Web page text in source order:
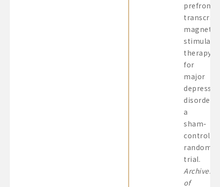
magnetic
therapy
for
major
disorder:
a
sham-
trial.
Archives
of